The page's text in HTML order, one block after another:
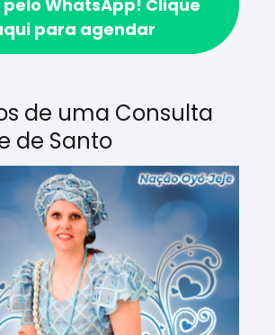
WhatsApp! Clique
para agendar
de uma Consulta
de Santo